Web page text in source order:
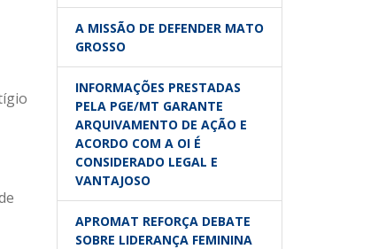
A MISSÃO DE DEFENDER MATO
GROSSO
INFORMAÇÕES PRESTADAS
PELA PGE/MT GARANTE
ARQUIVAMENTO DE AÇÃO E
ACORDO COM A OI É
CONSIDERADO LEGAL E
VANTAJOSO
APROMAT REFORÇA DEBATE
SOBRE LIDERANÇA FEMININA